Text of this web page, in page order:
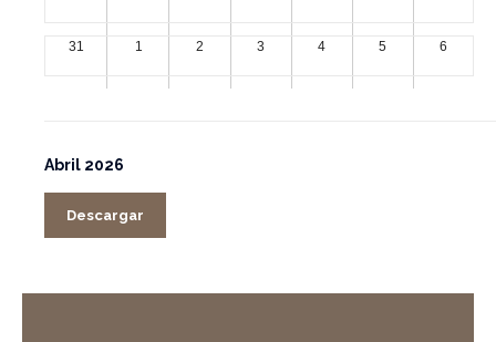
31 1 2 3 4 5 6
Abril 2026
Descargar